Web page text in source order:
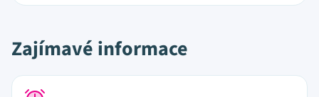
Zajímavé informace